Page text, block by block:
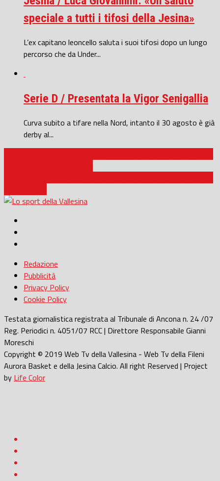
speciale a tutti i tifosi della Jesina»
L’ex capitano leoncello saluta i suoi tifosi dopo un lungo
percorso che da Under...
Serie D / Presentata la Vigor Senigallia
Curva subito a tifare nella Nord, intanto il 30 agosto è già
derby al...
Redazione
Pubblicità
Privacy Policy
Cookie Policy
Testata giornalistica registrata al Tribunale di Ancona n. 24 /07
Reg. Periodici n. 4051/07 RCC | Direttore Responsabile Gianni
Moreschi
Copyright © 2019 Web Tv della Vallesina - Web Tv della Fileni
Aurora Basket e della Jesina Calcio. All right Reserved | Project
by Life Color